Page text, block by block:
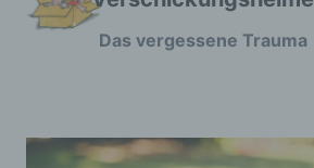
Zum
Das vergessene Trauma